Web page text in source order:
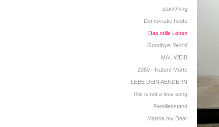
pain/t/hing
Demokratie heute
Das stille Leben
Goodbye, World
MAL WEIB
2050 - Nature Morte
LEBE DEIN AENDERN
this is not a love song
Familienstand
Martha my Dear